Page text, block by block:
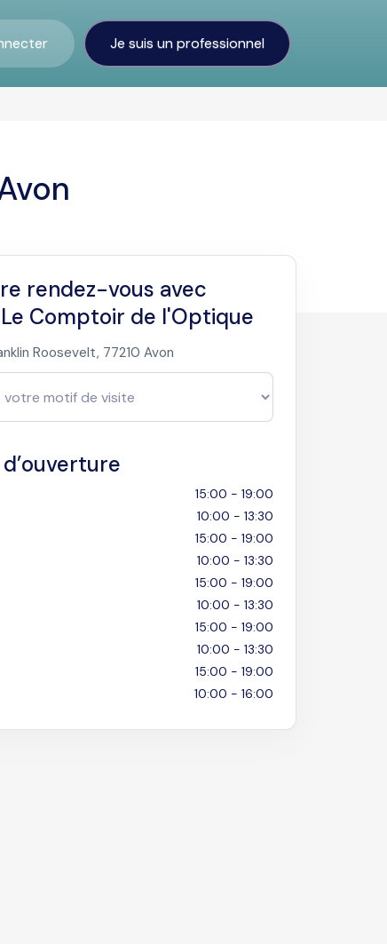
Je suis un professionnel
rendez-vous avec
Comptoir de l'Optique
Roosevelt, 77210 Avon
15:00 - 19:00
10:00 - 13:30
15:00 - 19:00
10:00 - 13:30
15:00 - 19:00
10:00 - 13:30
15:00 - 19:00
10:00 - 13:30
15:00 - 19:00
10:00 - 16:00